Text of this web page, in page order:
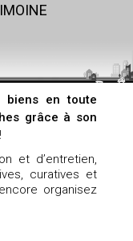
biens en toute
grâce à son
et d’entretien,
curatives et
organisez